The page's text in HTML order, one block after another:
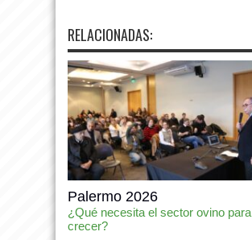
RELACIONADAS:
Palermo 2026
¿Qué necesita el sector ovino para
crecer?